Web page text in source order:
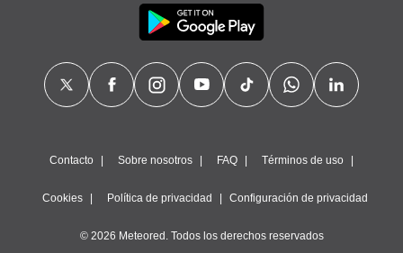
Contacto Sobre nosotros FAQ Términos de uso
Cookies Política de privacidad Configuración de privacidad
© 2026 Meteored. Todos los derechos reservados